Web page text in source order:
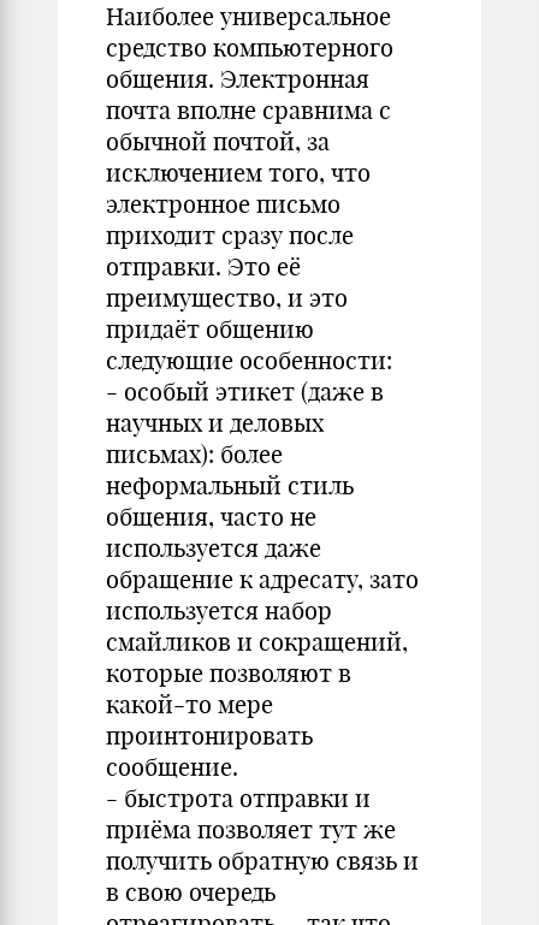
Наиболее универсальное
средство компьютерного
общения. Электронная
почта вполне сравнима с
обычной почтой, за
исключением того, что
электронное письмо
приходит сразу после
отправки. Это её
преимущество, и это
придаёт общению
следующие особенности:
- особый этикет (даже в
научных и деловых
письмах): более
неформальный стиль
общения, часто не
используется даже
обращение к адресату, зато
используется набор
смайликов и сокращений,
которые позволяют в
какой-то мере
проинтонировать
сообщение.
- быстрота отправки и
приёма позволяет тут же
получить обратную связь и
в свою очередь